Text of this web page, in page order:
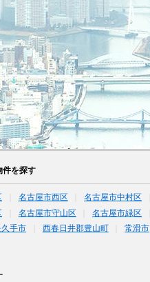
件を探す
名古屋市西区 名古屋市中村区
名古屋市守山区 名古屋市緑区
久手市 西春日井郡豊山町 常滑市